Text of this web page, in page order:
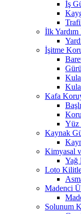
İş
İlk
İşitme
Kafa
Yüz
Kaynak
Kimyasal
Yağ
Loto
Madenci
Solunum